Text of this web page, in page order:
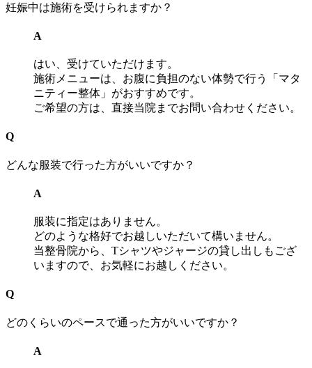
妊娠中は施術を受けられますか？
A
はい、受けていただけます。
施術メニューは、お腹に負担のない体勢で行う「マタ
ニティー整体」がおすすめです。
ご希望の方は、直接当院までお問い合わせください。
Q
どんな服装で行った方がいいですか？
A
服装に指定はありません。
どのような格好でお越しいただいて構いません。
当整骨院から、Tシャツやジャージの貸し出しもござ
いますので、お気軽にお越しください。
Q
どのくらいのペースで通った方がいいですか？
A